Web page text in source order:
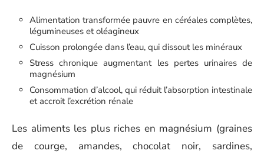
Alimentation transformée pauvre en céréales complètes,
légumineuses et oléagineux
Cuisson prolongée dans l’eau, qui dissout les minéraux
Stress chronique augmentant les pertes urinaires de
magnésium
Consommation d’alcool, qui réduit l’absorption intestinale
et accroit l’excrétion rénale
Les aliments les plus riches en magnésium (graines
de courge, amandes, chocolat noir, sardines,